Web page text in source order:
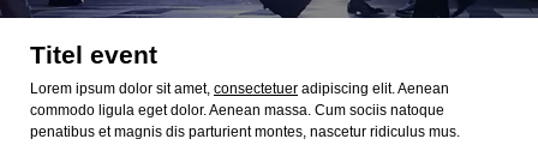
Titel event
Lorem ipsum dolor sit amet, consectetuer adipiscing elit. Aenean
commodo ligula eget dolor. Aenean massa. Cum sociis natoque
penatibus et magnis dis parturient montes, nascetur ridiculus mus.